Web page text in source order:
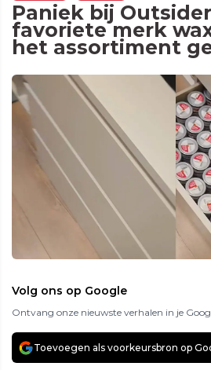
Paniek bij
favoriete merk
het assortiment
Volg ons op Google
Ontvang onze nieuwste verhalen in je
Toevoegen als voorkeursbron op